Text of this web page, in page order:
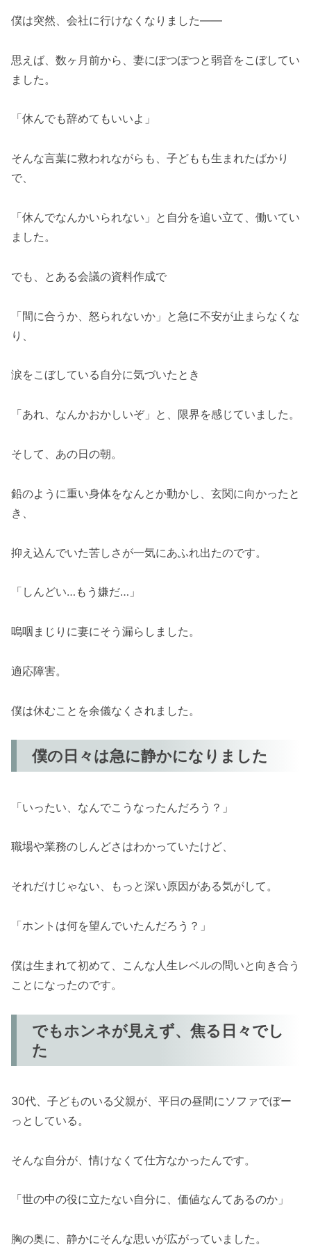
僕は突然、会社に行けなくなりました――
思えば、数ヶ月前から、妻にぽつぽつと弱音をこぼしてい
ました。
「休んでも辞めてもいいよ」
そんな言葉に救われながらも、子どもも生まれたばかり
で、
「休んでなんかいられない」と自分を追い立て、働いてい
ました。
でも、とある会議の資料作成で
「間に合うか、怒られないか」と急に不安が止まらなくな
り、
涙をこぼしている自分に気づいたとき
「あれ、なんかおかしいぞ」と、限界を感じていました。
そして、あの日の朝。
鉛のように重い身体をなんとか動かし、玄関に向かったと
き、
抑え込んでいた苦しさが一気にあふれ出たのです。
「しんどい…もう嫌だ…」
嗚咽まじりに妻にそう漏らしました。
適応障害。
僕は休むことを余儀なくされました。
僕の日々は急に静かになりました
「いったい、なんでこうなったんだろう？」
職場や業務のしんどさはわかっていたけど、
それだけじゃない、もっと深い原因がある気がして。
「ホントは何を望んでいたんだろう？」
僕は生まれて初めて、こんな人生レベルの問いと向き合う
ことになったのです。
でもホンネが見えず、焦る日々でし
た
30代、子どものいる父親が、平日の昼間にソファでぼー
っとしている。
そんな自分が、情けなくて仕方なかったんです。
「世の中の役に立たない自分に、価値なんてあるのか」
胸の奥に、静かにそんな思いが広がっていました。